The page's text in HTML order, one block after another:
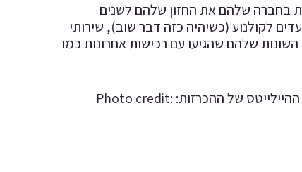
בחברה שלהם את החזון שלהם לשנים
לקולנוע (כשיהיה כזה דבר שוב), שירותי
שלהם שהגיעו עם רכישות אחרונות כמו
כדי לעזור לכם לעקוב אחרי כל החדשות הבאמת מעניינות אספתי עבורכם את ההיילייטס של ההכרזות: Photo credit: